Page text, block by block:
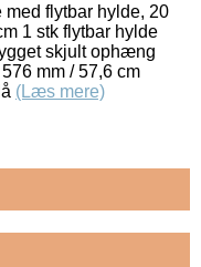
flytbar hylde, 20
1 stk flytbar hylde
skjult ophæng
mm / 57,6 cm
(Læs mere)